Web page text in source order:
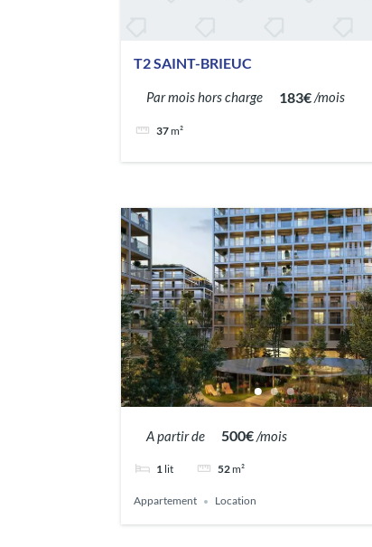
T2 SAINT-BRIEUC
Par mois hors charge 183€/mois
37m²
A partir de 500€/mois
1 lit 52m²
Appartement Location